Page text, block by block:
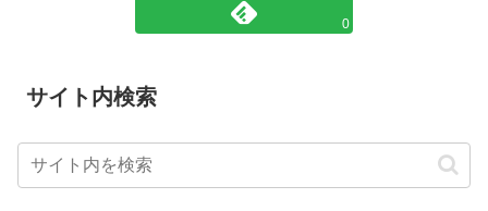
0
サイト内検索